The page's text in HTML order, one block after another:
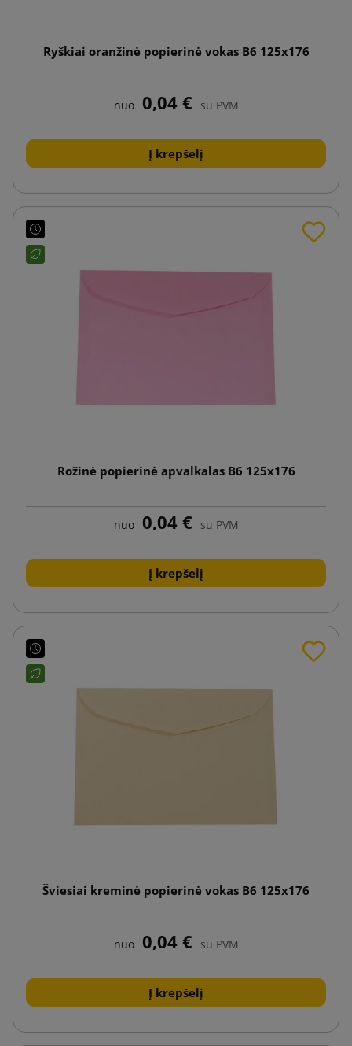
Ryškiai oranžinė popierinė vokas B6 125x176
nuo 0,04 € su PVM
Į krepšelį
Rožinė popierinė apvalkalas B6 125x176
nuo 0,04 € su PVM
Į krepšelį
Šviesiai kreminė popierinė vokas B6 125x176
nuo 0,04 € su PVM
Į krepšelį